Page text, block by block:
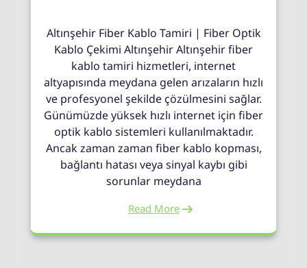
Altınşehir Fiber Kablo Tamiri | Fiber Optik
Kablo Çekimi Altınşehir Altınşehir fiber
kablo tamiri hizmetleri, internet
altyapısında meydana gelen arızaların hızlı
ve profesyonel şekilde çözülmesini sağlar.
Günümüzde yüksek hızlı internet için fiber
optik kablo sistemleri kullanılmaktadır.
Ancak zaman zaman fiber kablo kopması,
bağlantı hatası veya sinyal kaybı gibi
sorunlar meydana
Read More